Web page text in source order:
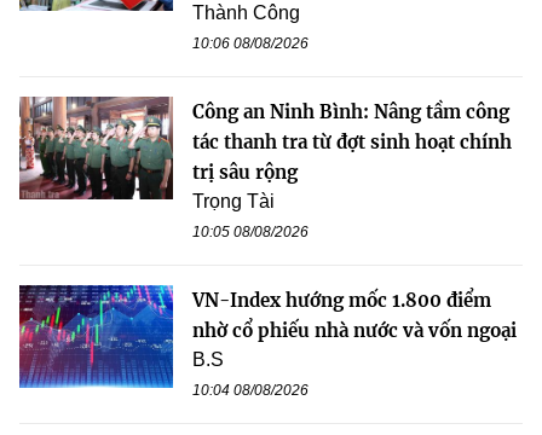
Thành Công
10:06 08/08/2026
Công an Ninh Bình: Nâng tầm công
tác thanh tra từ đợt sinh hoạt chính
trị sâu rộng
Trọng Tài
10:05 08/08/2026
VN-Index hướng mốc 1.800 điểm
nhờ cổ phiếu nhà nước và vốn ngoại
B.S
10:04 08/08/2026